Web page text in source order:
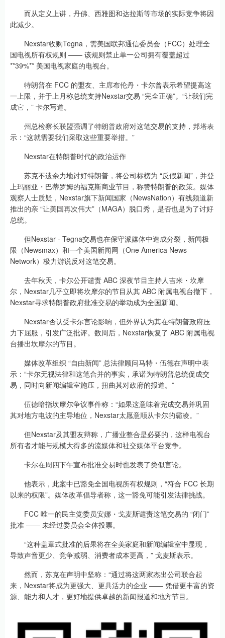
而从定义上讲，丹佛、西雅图和达拉斯等市场的实际竞争将因
此减少。
Nexstar收购Tegna，需美国联邦通信委员会（FCC）处理全
国电视所有权规则 —— 该规则禁止单一公司拥有覆盖超过
**39%** 美国电视家庭的电视台。
特朗普在 FCC 的盟友、主席布伦丹・卡尔曾表示希望提高这
一上限，并于上月称总统支持Nexstar交易 “完全正确”。“让我们完
成它，” 卡尔写道。
州总检察长联盟强调了特朗普政府对这笔交易的支持，邦塔表
示：“这就需要我们采取这些重要举措。”
Nexstar在特朗普时代的政治运作
苏克不遗余力地讨好特朗普，将公司标榜为 “反假新闻”，并登
上玛丽亚・巴蒂罗姆的福克斯商业节目，称赞特朗普的政策。媒体
观察人士质疑，Nexstar旗下新闻国家（NewsNation）有线频道新
推出的亲 “让美国再次伟大”（MAGA）脱口秀，是否也是为了讨好
总统。
但Nexstar - Tegna交易也在保守派媒体中造成分裂，新闻极
限（Newsmax）和一个美国新闻网（One America News
Network）极力游说反对这笔交易。
去年秋天，卡尔公开谴责 ABC 深夜节目主持人吉米・坎摩
尔，Nexstar几乎立即将坎摩尔的节目从其 ABC 附属电视台撤下，
Nexstar寻求特朗普政府批准交易的举动成为全国新闻。
Nexstar否认受卡尔言论影响，但外界认为其在特朗普政府压
力下屈服，引发广泛批评。数周后，Nexstar恢复了 ABC 附属电视
台播出坎摩尔的节目。
媒体改革组织 “自由新闻” 总法律顾问马特・伍德在声明中表
示：“卡尔无视法律和这笔合并的事实，承诺为特朗普总统促成交
易，同时向新闻编辑室施压，扭曲其对政府的报道。”
伍德暗指坎摩尔争议事件称：“如果这意味着完成交易并巩固
其对地方电波的主导地位，Nexstar太愿意顺从卡尔的霸凌。”
但Nexstar及其盟友辩称，广播业整合是必要的，这样电视台
所有者才能与规模大得多的流媒体和社交媒体平台竞争。
卡尔在周四下午宣布批准交易时也发表了类似言论。
他表示，此案中已豁免全国电视所有权规则，“符合 FCC 长期
以来的权限”。媒体改革倡导者称，这一豁免可能引发法律挑战。
FCC 唯一的民主党委员安娜・戈麦斯谴责这笔交易的 “闭门”
批准 —— 未经过委员会全体投票。
“这种盖章式批准的后果将在全美家庭和新闻编辑室中显现，
导致声音更少、竞争减弱、消费者成本更高，” 戈麦斯表示。
然而，苏克在声明中坚称：“通过将这两家杰出公司联合起
来，Nexstar将成为更强大、更具活力的企业 —— 凭借更丰富的资
源、能力和人才，更好地提供卓越的新闻报道和地方节目。